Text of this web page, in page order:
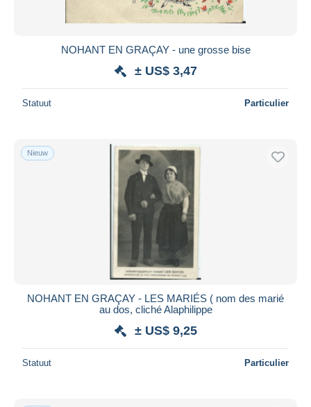
NOHANT EN GRAÇAY - une grosse bise
± US$ 3,47
Statuut Particulier
Nieuw
NOHANT EN GRAÇAY - LES MARIÉS ( nom des marié
au dos, cliché Alaphilippe
± US$ 9,25
Statuut Particulier